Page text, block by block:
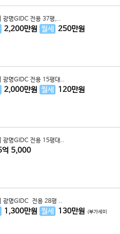
광명GIDC 전용 37평,..
2,200만원 월세 250만원
광명GIDC 전용 15평대..
2,000만원 월세 120만원
광명GIDC 전용 15평대..
억 5,000
광명GIDC 전용 28평 ..
1,300만원 월세 130만원 (부가세미